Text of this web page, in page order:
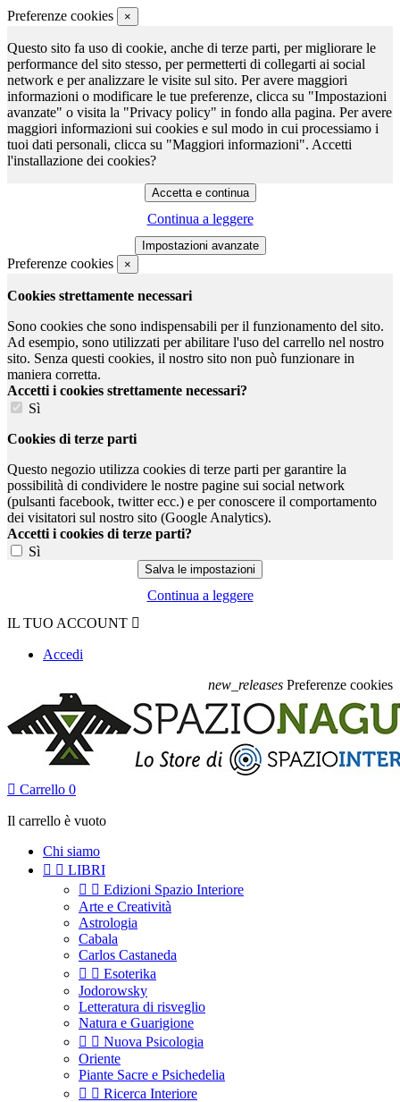
Preferenze cookies ×
Questo sito fa uso di cookie, anche di terze parti, per migliorare le
performance del sito stesso, per permetterti di collegarti ai social
network e per analizzare le visite sul sito. Per avere maggiori
informazioni o modificare le tue preferenze, clicca su "Impostazioni
avanzate" o visita la "Privacy policy" in fondo alla pagina. Per avere
maggiori informazioni sui cookies e sul modo in cui processiamo i
tuoi dati personali, clicca su "Maggiori informazioni". Accetti
l'installazione dei cookies?
Continua a leggere
Preferenze cookies ×
Cookies strettamente necessari
Sono cookies che sono indispensabili per il funzionamento del sito.
Ad esempio, sono utilizzati per abilitare l'uso del carrello nel nostro
sito. Senza questi cookies, il nostro sito non può funzionare in
maniera corretta.
Accetti i cookies strettamente necessari?
Sì
Cookies di terze parti
Questo negozio utilizza cookies di terze parti per garantire la
possibilità di condividere le nostre pagine sui social network
(pulsanti facebook, twitter ecc.) e per conoscere il comportamento
dei visitatori sul nostro sito (Google Analytics).
Accetti i cookies di terze parti?
Sì
Continua a leggere
IL TUO ACCOUNT 
Accedi
new_releases Preferenze cookies
 Carrello 0
Il carrello è vuoto
Chi siamo
  LIBRI
  Edizioni Spazio Interiore
Arte e Creatività
Astrologia
Cabala
Carlos Castaneda
  Esoterika
Jodorowsky
Letteratura di risveglio
Natura e Guarigione
  Nuova Psicologia
Oriente
Piante Sacre e Psichedelia
  Ricerca Interiore